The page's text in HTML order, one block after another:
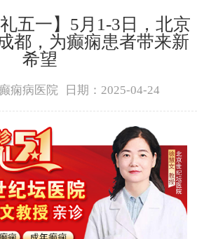
礼五一】5月1-3日，北京
都，为癫痫患者带来新
希望
痫病医院 日期：2025-04-24